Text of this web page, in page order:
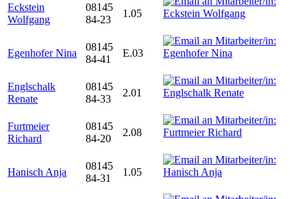
Eckstein
Wolfgang
08145
84-23
1.05
Egenhofer Nina
08145
84-41
E.03
Englschalk
Renate
08145
84-33
2.01
Furtmeier
Richard
08145
84-20
2.08
Hanisch Anja
08145
84-31
1.05